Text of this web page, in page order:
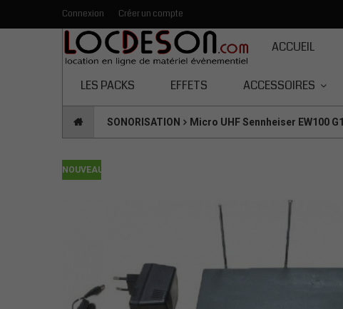
Toutes les catégories
Connexion Créer un compte
ACCUEIL
LES PACKS EFFETS ACCESSOIRES
SONORISATION Micro UHF Sennheiser EW100 G1
NOUVEAU